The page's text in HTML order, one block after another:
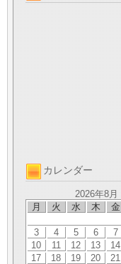
カレンダー
2026年8月
月
火 水 木 金
3
4 5 6 7
10
11 12 13 14
17
18 19 20 21